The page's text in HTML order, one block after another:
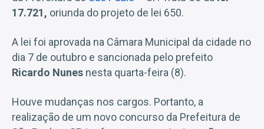
17.721, oriunda do projeto de lei 650.
A lei foi aprovada na Câmara Municipal da cidade no
dia 7 de outubro e sancionada pelo prefeito
Ricardo Nunes nesta quarta-feira (8).
Houve mudanças nos cargos. Portanto, a
realização de um novo concurso da Prefeitura de